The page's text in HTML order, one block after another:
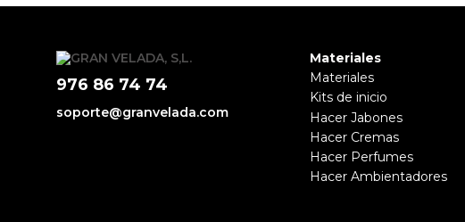
976 86 74 74
soporte@granvelada.com
Materiales
Materiales
Kits de inicio
Hacer Jabones
Hacer Cremas
Hacer Perfumes
Hacer Ambientadores